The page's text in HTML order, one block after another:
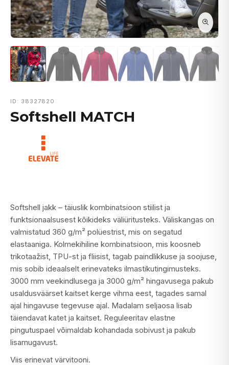
ID: 38327820
Softshell MATCH
Softshell jakk – täiuslik kombinatsioon stiilist ja
funktsionaalsusest kõikideks väliüritusteks. Väliskangas on
valmistatud 360 g/m² polüestrist, mis on segatud
elastaaniga. Kolmekihiline kombinatsioon, mis koosneb
trikotaažist, TPU-st ja fliisist, tagab paindlikkuse ja soojuse,
mis sobib ideaalselt erinevateks ilmastikutingimusteks.
3000 mm veekindlusega ja 3000 g/m² hingavusega pakub
usaldusväärset kaitset kerge vihma eest, tagades samal
ajal hingavuse tegevuse ajal. Madalam seljaosa lisab
täiendavat katet ja kaitset. Reguleeritav elastne
pingutuspael võimaldab kohandada sobivust ja pakub
lisamugavust.
Viis erinevat värvitooni.